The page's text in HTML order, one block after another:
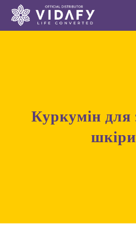
Куркумін для здоров’я
шкіри